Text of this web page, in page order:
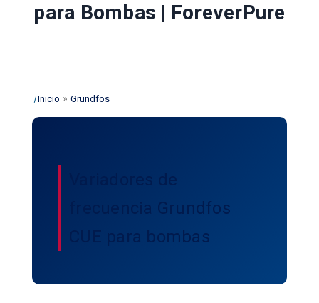
para Bombas | ForeverPure
Inicio »Grundfos
Variadores de
frecuencia Grundfos
CUE para bombas